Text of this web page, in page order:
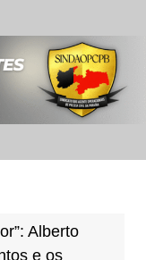
Alberto
e os